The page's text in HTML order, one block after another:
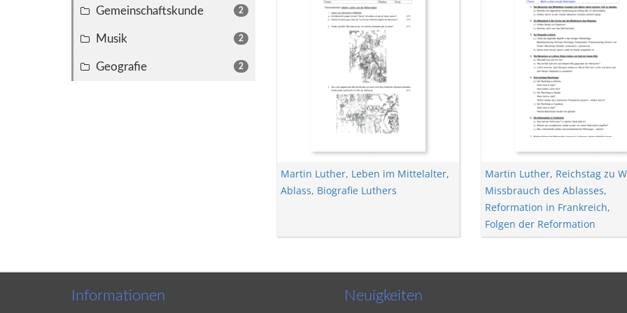
2
Gemeinschaftskunde
2
Musik
2
Geografie
Martin Luther, Leben im Mittelalter,
Ablass, Biografie Luthers
Martin Luther, Reichstag zu
Missbrauch des Ablasses,
Reformation in Frankreich,
Folgen der Reformation
Informationen Neuigkeiten